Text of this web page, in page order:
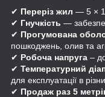
✔ Переріз жил — 5 ×
✔ Гнучкість —
✔ Прогумована
пошкоджень, олив та
✔ Робоча напруга –
✔ Температурний
для експлуатації в
✔ Продаж раз 5